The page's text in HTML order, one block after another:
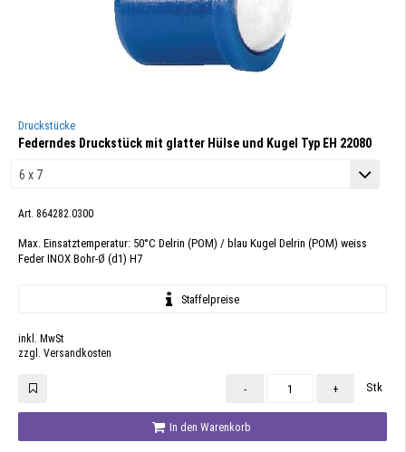
Druckstücke
Federndes Druckstück mit glatter Hülse und Kugel Typ EH 22080
Art. 864282.0300
Max. Einsatztemperatur: 50°C Delrin (POM) / blau Kugel Delrin (POM) weiss
Feder INOX Bohr-Ø (d1) H7
Staffelpreise
inkl. MwSt
zzgl. Versandkosten
- + Stk
In den Warenkorb